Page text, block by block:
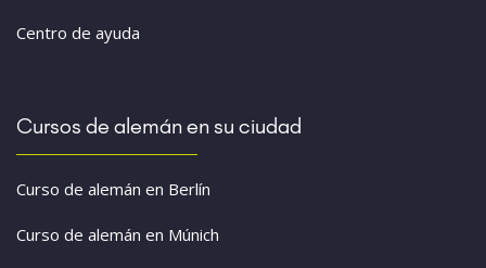
Centro de ayuda
Cursos de alemán en su ciudad
Curso de alemán en Berlín
Curso de alemán en Múnich